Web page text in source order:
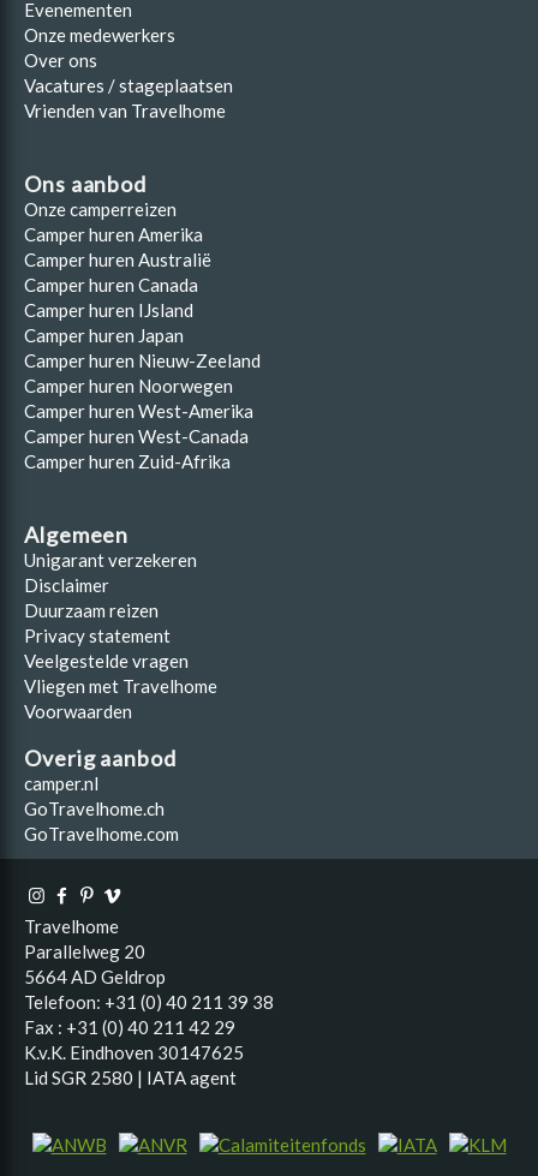
Evenementen
Onze medewerkers
Over ons
Vacatures / stageplaatsen
Vrienden van Travelhome
Ons aanbod
Onze camperreizen
Camper huren Amerika
Camper huren Australië
Camper huren Canada
Camper huren IJsland
Camper huren Japan
Camper huren Nieuw-Zeeland
Camper huren Noorwegen
Camper huren West-Amerika
Camper huren West-Canada
Camper huren Zuid-Afrika
Algemeen
Unigarant verzekeren
Disclaimer
Duurzaam reizen
Privacy statement
Veelgestelde vragen
Vliegen met Travelhome
Voorwaarden
Overig aanbod
camper.nl
GoTravelhome.ch
GoTravelhome.com
Travelhome
Parallelweg 20
5664 AD Geldrop
Telefoon: +31 (0) 40 211 39 38
Fax : +31 (0) 40 211 42 29
K.v.K. Eindhoven 30147625
Lid SGR 2580 | IATA agent